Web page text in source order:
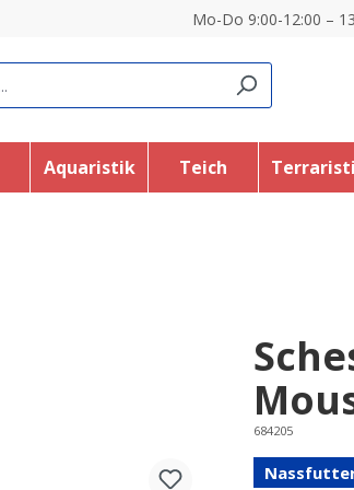
Mo-Do 9:00-12:00 –
Aquaristik Teich
684205